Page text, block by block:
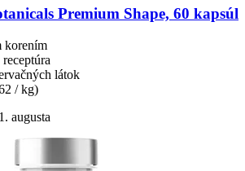
Premium Shape, 60 kapsúl
korením
látok
/ kg)
augusta